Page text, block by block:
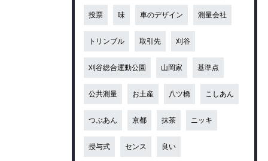
投票 味 車のデザイン 測量会社
トリンブル 取引先 刈谷
刈谷総合運動公園 山岡家 基準点
公共測量 お土産 八ツ橋 こしあん
つぶあん 京都 抹茶 ニッキ
授与式 センス 良い